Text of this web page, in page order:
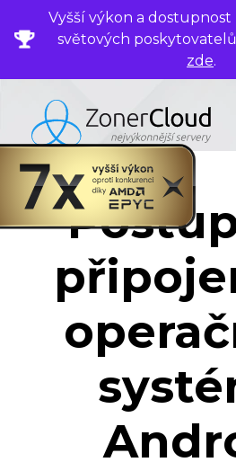
Vyšší výkon a
světových
zde.